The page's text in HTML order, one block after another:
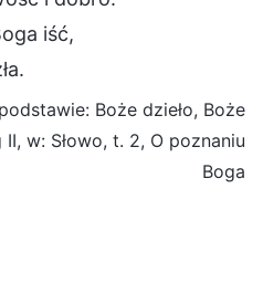
iść,
Boże dzieło, Boże
w: Słowo, t. 2, O poznaniu
Boga